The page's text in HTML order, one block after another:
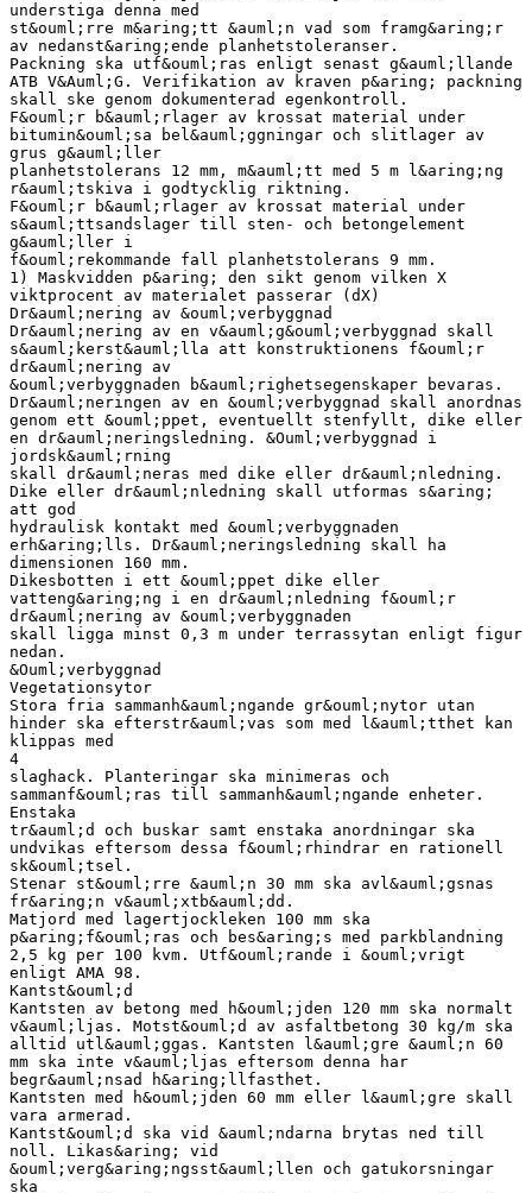
understiga denna med
st&ouml;rre m&aring;tt &auml;n vad som framg&aring;r
av nedanst&aring;ende planhetstoleranser.
Packning ska utf&ouml;ras enligt senast g&auml;llande
ATB V&Auml;G. Verifikation av kraven p&aring; packning
skall ske genom dokumenterad egenkontroll.
F&ouml;r b&auml;rlager av krossat material under
bitumin&ouml;sa bel&auml;ggningar och slitlager av
grus g&auml;ller
planhetstolerans 12 mm, m&auml;tt med 5 m l&aring;ng
r&auml;tskiva i godtycklig riktning.
F&ouml;r b&auml;rlager av krossat material under
s&auml;ttsandslager till sten- och betongelement
g&auml;ller i
f&ouml;rekommande fall planhetstolerans 9 mm.
1) Maskvidden p&aring; den sikt genom vilken X
viktprocent av materialet passerar (dX)
Dr&auml;nering av &ouml;verbyggnad
Dr&auml;nering av en v&auml;g&ouml;verbyggnad skall
s&auml;kerst&auml;lla att konstruktionens f&ouml;r
dr&auml;nering av
&ouml;verbyggnaden b&auml;righetsegenskaper bevaras.
Dr&auml;neringen av en &ouml;verbyggnad skall anordnas
genom ett &ouml;ppet, eventuellt stenfyllt, dike eller
en dr&auml;neringsledning. &Ouml;verbyggnad i
jordsk&auml;rning
skall dr&auml;neras med dike eller dr&auml;nledning.
Dike eller dr&auml;nledning skall utformas s&aring;
att god
hydraulisk kontakt med &ouml;verbyggnaden
erh&aring;lls. Dr&auml;neringsledning skall ha
dimensionen 160 mm.
Dikesbotten i ett &ouml;ppet dike eller
vatteng&aring;ng i en dr&auml;nledning f&ouml;r
dr&auml;nering av &ouml;verbyggnaden
skall ligga minst 0,3 m under terrassytan enligt figur
nedan.
&Ouml;verbyggnad
Vegetationsytor
Stora fria sammanh&auml;ngande gr&ouml;nytor utan
hinder ska efterstr&auml;vas som med l&auml;tthet kan
klippas med
4
slaghack. Planteringar ska minimeras och
sammanf&ouml;ras till sammanh&auml;ngande enheter.
Enstaka
tr&auml;d och buskar samt enstaka anordningar ska
undvikas eftersom dessa f&ouml;rhindrar en rationell
sk&ouml;tsel.
Stenar st&ouml;rre &auml;n 30 mm ska avl&auml;gsnas
fr&aring;n v&auml;xtb&auml;dd.
Matjord med lagertjockleken 100 mm ska
p&aring;f&ouml;ras och bes&aring;s med parkblandning
2,5 kg per 100 kvm. Utf&ouml;rande i &ouml;vrigt
enligt AMA 98.
Kantst&ouml;d
Kantsten av betong med h&ouml;jden 120 mm ska normalt
v&auml;ljas. Motst&ouml;d av asfaltbetong 30 kg/m ska
alltid utl&auml;ggas. Kantsten l&auml;gre &auml;n 60
mm ska inte v&auml;ljas eftersom denna har
begr&auml;nsad h&aring;llfasthet.
Kantsten med h&ouml;jden 60 mm eller l&auml;gre skall
vara armerad.
Kantst&ouml;d ska vid &auml;ndarna brytas ned till
noll. Likas&aring; vid
&ouml;verg&aring;ngsst&auml;llen och gatukorsningar
ska